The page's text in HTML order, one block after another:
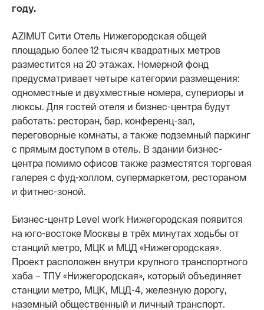
году.
AZIMUT Сити Отель Нижегородская общей
площадью более 12 тысяч квадратных метров
разместится на 20 этажах. Номерной фонд
предусматривает четыре категории размещения:
одноместные и двухместные номера, супериоры и
люксы. Для гостей отеля и бизнес-центра будут
работать: ресторан, бар, конференц-зал,
переговорные комнаты, а также подземный паркинг
с прямым доступом в отель. В здании бизнес-
центра помимо офисов также разместятся торговая
галерея с фуд-холлом, супермаркетом, рестораном
и фитнес-зоной.
Бизнес-центр Level work Нижегородская появится
на юго-востоке Москвы в трёх минутах ходьбы от
станций метро, МЦК и МЦД «Нижегородская».
Проект расположен внутри крупного транспортного
хаба – ТПУ «Нижегородская», который объединяет
станции метро, МЦК, МЦД-4, железную дорогу,
наземный общественный и личный транспорт.